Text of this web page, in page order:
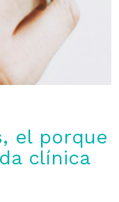
el porque
clínica